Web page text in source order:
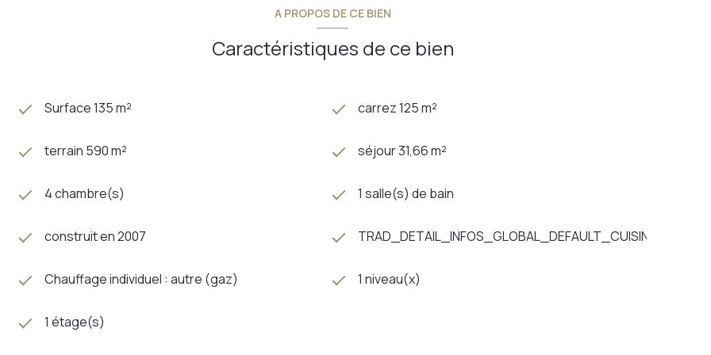
A PROPOS DE CE BIEN
Caractéristiques de ce bien
Surface 135 m² carrez 125 m²
terrain 590 m² séjour 31,66 m²
4 chambre(s) 1 salle(s) de bain
construit en 2007
Chauffage individuel : autre (gaz) 1 niveau(x)
1 étage(s)